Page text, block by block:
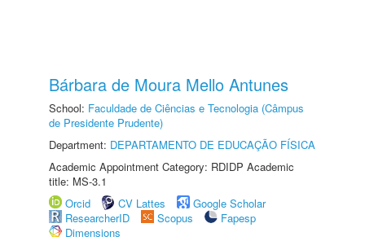
Bárbara de Moura Mello Antunes
School: Faculdade de Ciências e Tecnologia (Câmpus
de Presidente Prudente)
Department: DEPARTAMENTO DE EDUCAÇÃO FÍSICA
Academic Appointment Category: RDIDP Academic
title: MS-3.1
Orcid
CV Lattes
Google Scholar
ResearcherID
Scopus
Fapesp
Dimensions